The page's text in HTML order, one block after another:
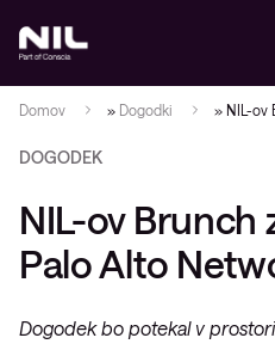
Domov » Dogodki » NIL-ov
DOGODEK
NIL-ov Brunch
Palo Alto
Dogodek bo potekal v